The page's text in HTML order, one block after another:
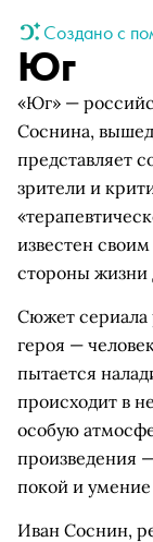
Создано с
Юг
«Юг» —
Соснина,
представляет
зрители и
известен
стороны жизни
Сюжет сериала
героя —
пытается
происходит в
особую
произведения
покой и умение
Иван Соснин,